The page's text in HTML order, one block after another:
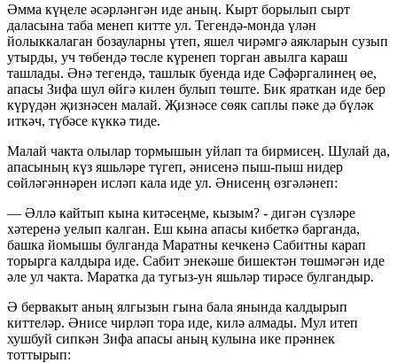
Әмма күңеле әсәрләнгән иде аның. Кырт борылып сырт
даласына таба менеп китте ул. Тегендә-монда үлән
йолыккалаган бозауларны үтеп, яшел чирәмгә аякларын сузып
утырды, уч төбендә төсле күренеп торган авылга караш
ташлады. Әнә тегендә, ташлык буенда иде Сәфәргалинең өе,
апасы Зифа шул өйгә килен булып төште. Бик яраткан иде бер
күрүдән җизнәсен малай. Җизнәсе сөяк саплы пәке дә бүләк
иткәч, түбәсе күккә тиде.
Малай чакта олылар тормышын уйлап та бирмисең. Шулай да,
апасының күз яшьләре түгеп, әнисенә пыш-пыш нидер
сөйләгәннәрен исләп кала иде ул. Әнисенң өзгәләнеп:
— Әллә кайтып кына китәсеңме, кызым? - дигән сүзләре
хәтеренә уелып калган. Еш кына апасы кибеткә барганда,
башка йомышы булганда Маратны кечкенә Сабитны карап
торырга калдыра иде. Сабит энекәше бишектән төшмәгән иде
әле ул чакта. Маратка да тугыз-ун яшьләр тирәсе булгандыр.
Ә бервакыт аның ялгызын гына бала янында калдырып
киттеләр. Әнисе чирләп тора иде, килә алмады. Мул итеп
хушбуй сипкән Зифа апасы аның кулына ике прәннек
тоттырып: